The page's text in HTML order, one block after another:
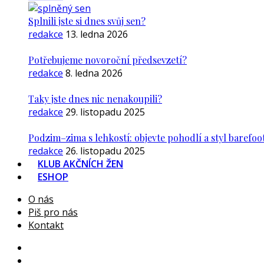
Splnili jste si dnes svůj sen?
redakce 13. ledna 2026
Potřebujeme novoroční předsevzetí?
redakce 8. ledna 2026
Taky jste dnes nic nenakoupili?
redakce 29. listopadu 2025
Podzim–zima s lehkostí: objevte pohodlí a styl
redakce 26. listopadu 2025
KLUB AKČNÍCH ŽEN
ESHOP
O nás
Piš pro nás
Kontakt